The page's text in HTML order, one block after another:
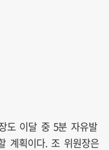
도 이달 중 5분 자유발
계획이다. 조 위원장은